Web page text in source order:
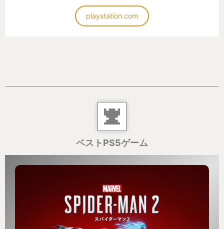
playstation.com
ベストPS5ゲーム